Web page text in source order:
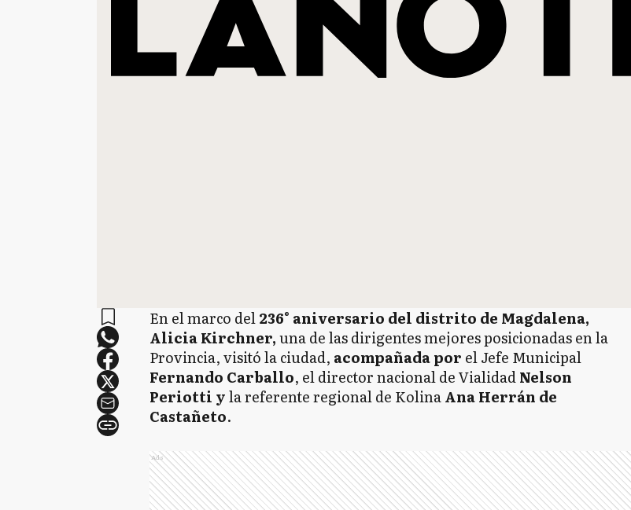
En el marco del236° aniversario del distrito de Magdalena,
Alicia Kirchner,una de las dirigentes mejores posicionadas en la
Provincia, visitó la ciudad, acompañada por el Jefe Municipal
Fernando Carballo, el director nacional de VialidadNelson
Periotti yla referente regional de KolinaAna Herrán de
Castañeto.
Ads